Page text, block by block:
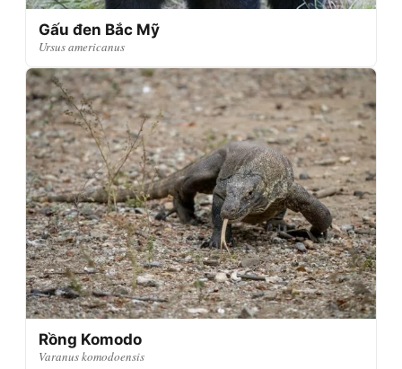
Gấu đen Bắc Mỹ
Ursus americanus
Rồng Komodo
Varanus komodoensis